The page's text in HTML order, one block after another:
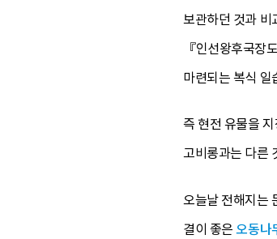
보관하던 것과 비
『인선왕후국
마련되는 복식
즉 현전 유물을
고비롱과는 다른
오늘날 전해지는
결이 좋은오동나